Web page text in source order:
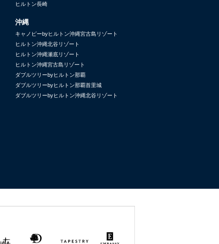
ヒルトン長崎
沖縄
キャノピーbyヒルトン沖縄宮古島リゾート
ヒルトン沖縄北谷リゾート
ヒルトン沖縄瀬底リゾート
ヒルトン沖縄宮古島リゾート
ダブルツリーbyヒルトン那覇
ダブルツリーbyヒルトン那覇首里城
ダブルツリーbyヒルトン沖縄北谷リゾート
DoubleTree
by
Collection
Embassy
Suites